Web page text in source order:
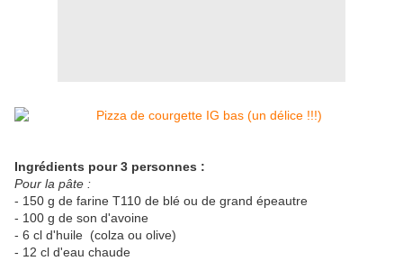
Ingrédients pour 3 personnes :
Pour la pâte :
- 150 g de farine T110 de blé ou de grand épeautre
- 100 g de son d'avoine
- 6 cl d'huile (colza ou olive)
- 12 cl d'eau chaude